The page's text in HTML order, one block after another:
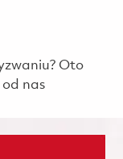
Oto
od nas